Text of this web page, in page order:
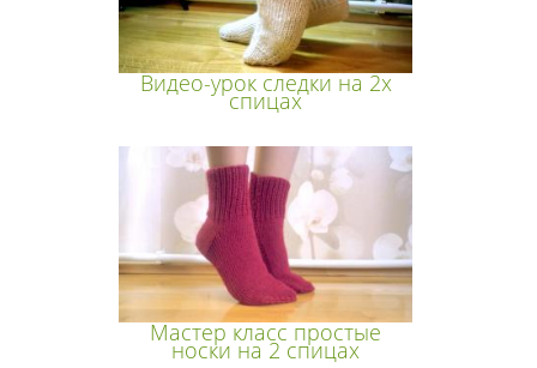
Видео-урок следки на 2х
спицах
Мастер класс простые
носки на 2 спицах